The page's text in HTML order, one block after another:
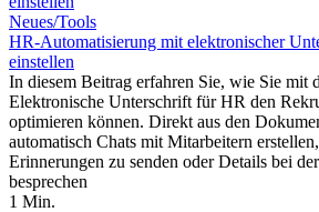
Neues/Tools
HR-Automatisierung mit elektronischer
einstellen
In diesem Beitrag erfahren Sie, wie Sie mit
Elektronische Unterschrift für HR den
optimieren können. Direkt aus den
automatisch Chats mit Mitarbeitern
Erinnerungen zu senden oder Details bei
besprechen
1 Min.